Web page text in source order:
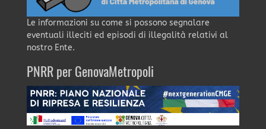
Le informazioni su come si possono segnalare
eventuali illeciti ed episodi di illegalità relativi al
nostro Ente.
PNRR per GenovaMetropoli